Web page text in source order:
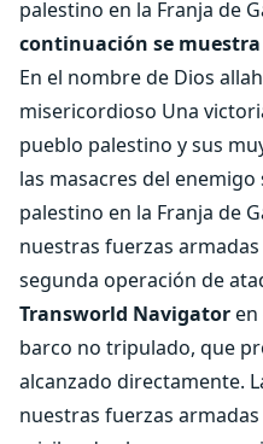
palestino en la Franja de
continuación se
En el nombre de Dios
misericordioso Una
pueblo palestino y sus
las masacres del
palestino en la Franja de
nuestras fuerzas
segunda operación de
Transworld Navigatoren
barco no tripulado, que
alcanzado directamente.
nuestras fuerzas